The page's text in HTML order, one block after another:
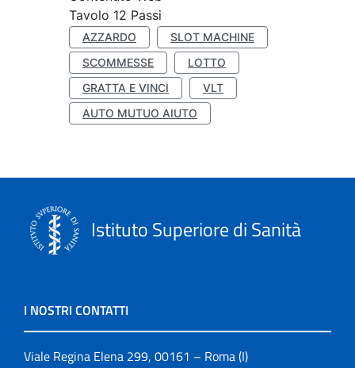
Tavolo 12 Passi
AZZARDO
SLOT MACHINE
SCOMMESSE
LOTTO
GRATTA E VINCI
VLT
AUTO MUTUO AIUTO
Istituto Superiore di Sanità
I NOSTRI CONTATTI
Viale Regina Elena 299, 00161 – Roma (I)